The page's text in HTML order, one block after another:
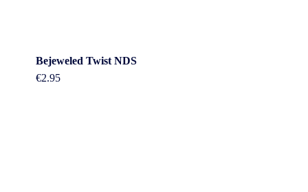
Bejeweled Twist NDS
€2.95